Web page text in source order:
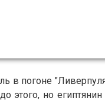
в погоне
этого, но